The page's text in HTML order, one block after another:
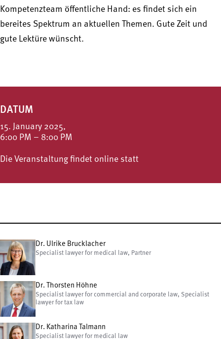
Kompetenzteam öffentliche Hand: es findet sich ein
bereites Spektrum an aktuellen Themen. Gute Zeit und
gute Lektüre wünscht.
DATUM
15. January 2025,
6:00 PM – 8:00 PM
Die Veranstaltung findet online statt
Dr. Ulrike Brucklacher
Specialist lawyer for medical law, Partner
Dr. Thorsten Höhne
Specialist lawyer for commercial and corporate law, Specialist
lawyer for tax law
Dr. Katharina Talmann
Specialist lawyer for medical law